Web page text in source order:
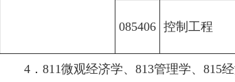
085406 控制工程
4．811微观经济学、813管理学、815